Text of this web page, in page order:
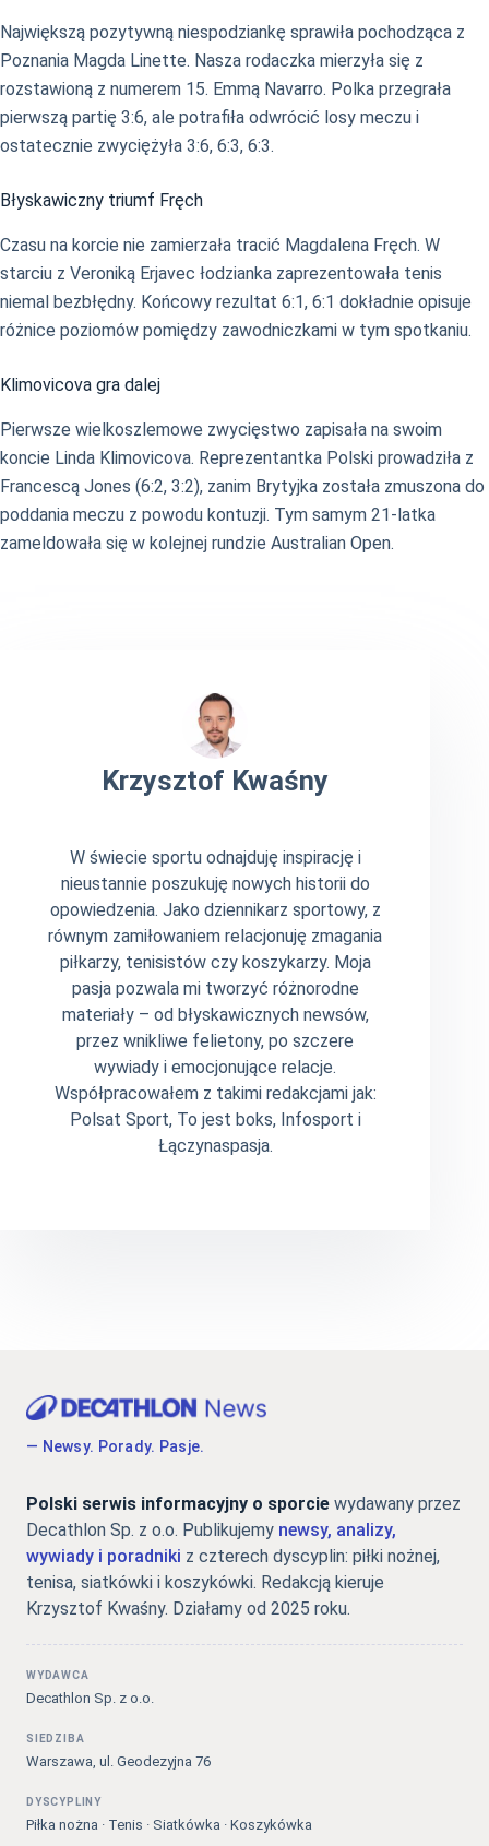
Największą pozytywną niespodziankę sprawiła pochodząca z
Poznania Magda Linette. Nasza rodaczka mierzyła się z
rozstawioną z numerem 15. Emmą Navarro. Polka przegrała
pierwszą partię 3:6, ale potrafiła odwrócić losy meczu i
ostatecznie zwyciężyła 3:6, 6:3, 6:3.
Błyskawiczny triumf Fręch
Czasu na korcie nie zamierzała tracić Magdalena Fręch. W
starciu z Veroniką Erjavec łodzianka zaprezentowała tenis
niemal bezbłędny. Końcowy rezultat 6:1, 6:1 dokładnie opisuje
różnice poziomów pomiędzy zawodniczkami w tym spotkaniu.
Klimovicova gra dalej
Pierwsze wielkoszlemowe zwycięstwo zapisała na swoim
koncie Linda Klimovicova. Reprezentantka Polski prowadziła z
Francescą Jones (6:2, 3:2), zanim Brytyjka została zmuszona do
poddania meczu z powodu kontuzji. Tym samym 21-latka
zameldowała się w kolejnej rundzie Australian Open.
Krzysztof Kwaśny
W świecie sportu odnajduję inspirację i
nieustannie poszukuję nowych historii do
opowiedzenia. Jako dziennikarz sportowy, z
równym zamiłowaniem relacjonuję zmagania
piłkarzy, tenisistów czy koszykarzy. Moja
pasja pozwala mi tworzyć różnorodne
materiały – od błyskawicznych newsów,
przez wnikliwe felietony, po szczere
wywiady i emocjonujące relacje.
Współpracowałem z takimi redakcjami jak:
Polsat Sport, To jest boks, Infosport i
Łączynaspasja.
— Newsy. Porady. Pasje.
Polski serwis informacyjny o sporcie wydawany przez
Decathlon Sp. z o.o. Publikujemy newsy, analizy,
wywiady i poradniki z czterech dyscyplin: piłki nożnej,
tenisa, siatkówki i koszykówki. Redakcją kieruje
Krzysztof Kwaśny. Działamy od 2025 roku.
WYDAWCA
Decathlon Sp. z o.o.
SIEDZIBA
Warszawa, ul. Geodezyjna 76
DYSCYPLINY
Piłka nożna · Tenis · Siatkówka · Koszykówka